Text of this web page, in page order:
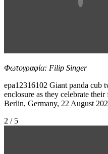
Φωτογραφία: Filip Singer
epa12316102 Giant panda cub
enclosure as they celebrate
Berlin, Germany, 22 August
2 / 5